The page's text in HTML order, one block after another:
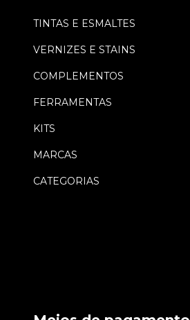
TINTAS E ESMALTES
VERNIZES E STAINS
COMPLEMENTOS
FERRAMENTAS
KITS
MARCAS
CATEGORIAS